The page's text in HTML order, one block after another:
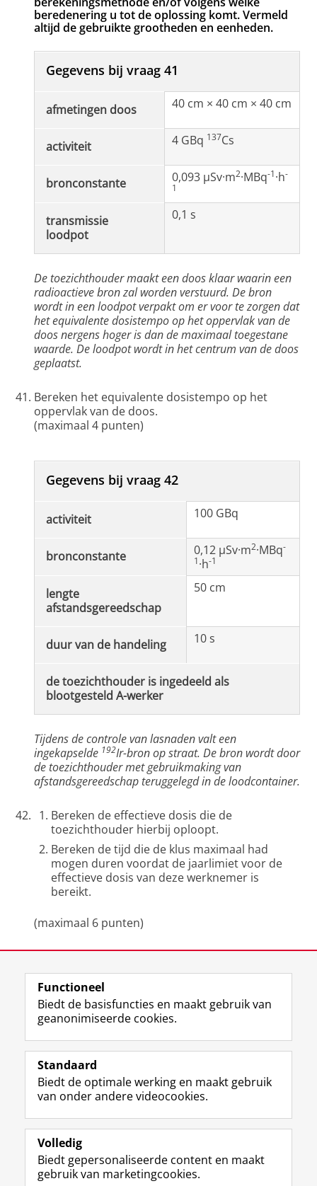
beredenering u tot de oplossing komt. Vermeld
altijd de gebruikte grootheden en eenheden.
Gegevens bij vraag 41
afmetingen doos 40 cm × 40 cm × 40 cm
activiteit 4 GBq 137Cs
bronconstante 0,093 μSv·m2·MBq-1·h-
1
transmissie
loodpot
0,1 s
De toezichthouder maakt een doos klaar waarin een
radioactieve bron zal worden verstuurd. De bron
wordt in een loodpot verpakt om er voor te zorgen dat
het equivalente dosistempo op het oppervlak van de
doos nergens hoger is dan de maximaal toegestane
waarde. De loodpot wordt in het centrum van de doos
geplaatst.
Bereken het equivalente dosistempo op het
oppervlak van de doos.
(maximaal 4 punten)
Gegevens bij vraag 42
activiteit 100 GBq
bronconstante 0,12 μSv·m2·MBq-
1·h-1
lengte
afstandsgereedschap
50 cm
duur van de handeling 10 s
de toezichthouder is ingedeeld als
blootgesteld A-werker
Tijdens de controle van lasnaden valt een
ingekapselde 192Ir-bron op straat. De bron wordt door
de toezichthouder met gebruikmaking van
afstandsgereedschap teruggelegd in de loodcontainer.
Bereken de effectieve dosis die de
toezichthouder hierbij oploopt.
Bereken de tijd die de klus maximaal had
mogen duren voordat de jaarlimiet voor de
effectieve dosis van deze werknemer is
bereikt.
(maximaal 6 punten)
View this page in:English
Volg de RUG
F
a
e
b
o
p
a
L
i
k
e
I
-
p
R
S
-
f
e
R
I
n
t
r
m
Y
o
T
e
k
Studiekiezers
Alumni
Over ons
Functioneel
Biedt de basisfuncties en maakt gebruik van
geanonimiseerde cookies.
Standaard
Biedt de optimale werking en maakt gebruik
van onder andere videocookies.
Volledig
Biedt gepersonaliseerde content en maakt
gebruik van marketingcookies.